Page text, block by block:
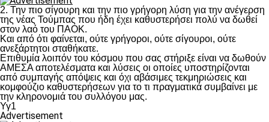
2. Την πιο σίγουρη και την πιο γρήγορη λύση για την ανέγερση
της νέας Τούμπας που ήδη έχει καθυστερήσει πολύ να δωθεί
στον λαό του ΠΑΟΚ.
Και από ότι φαίνεται, ούτε γρήγοροι, ούτε σίγουροι, ούτε
ανεξάρτητοι σταθήκατε.
Επιθυμία λοιπόν του κόσμου που σας στήριξε είναι να δωθούν
ΑΜΕΣΑ αποτελέσματα και λύσεις οι οποίες υποστηρίζονται
από συμπαγής απόψεις και όχι αβάσιμες τεκμηριώσεις και
κομφούζιο καθυστερήσεων για το τι πραγματικά συμβαίνει με
την κληρονομιά του συλλόγου μας.
Υγ1
Advertisement